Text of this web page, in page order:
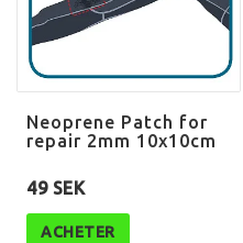
Neoprene Patch for
repair 2mm 10x10cm
49 SEK
ACHETER